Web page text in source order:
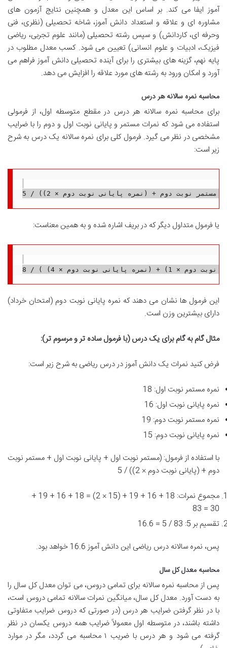
آموز ایفا می کند. بر اساس این معدل و همچنین نتایج آزمون های
مشاوره ای و علاقه و استعداد دانش آموز، شاخه تحصیلی (نظری، فنی
وحرفه ای، کاردانش) و سپس رشته تحصیلی (مانند علوم تجربی، ریاضی
فیزیک، ادبیات و علوم انسانی) تعیین می شود. کسب معدل مطلوب در
پایه نهم، گزینه های بیشتری را برای آینده تحصیلی دانش آموز فراهم می
آورد و امکان ورود به رشته های مورد علاقه را افزایش می دهد.
محاسبه نمره سالانه هر درس
برای محاسبه نمره سالانه هر درس در مقطع متوسطه اول، از فرمولی
استفاده می شود که نمرات مستمر و پایانی نوبت اول و دوم را با ضرایب
مشخصی در نظر می گیرد. فرمول کلی برای نمره سالانه یک درس به شرح
زیر است:
یا فرمول متداول دیگر که در بریف اشاره شده و به همین معناست:
این فرمول ها نشان می دهند که نمره پایانی نوبت دوم (امتحان خرداد)
دارای بیشترین وزن است.
مثال گام به گام برای یک درس (با فرمول ساده تر و مرسوم تر):
فرض کنید نمرات یک دانش آموز در درس ریاضی به شرح زیر است:
نمره مستمر نوبت اول: 18
نمره پایانی نوبت اول: 16
نمره مستمر نوبت دوم: 19
نمره پایانی نوبت دوم: 15
با استفاده از فرمول: (مستمر نوبت اول + پایانی نوبت اول + مستمر نوبت
دوم + (پایانی نوبت دوم × 2)) / 5
مجموع نمرات: 18 + 16 + 19 + (15 × 2) = 18 + 16 + 19 +
30 = 83
تقسیم بر 5: 83 / 5 = 16.6
پس، نمره سالانه درس ریاضی این دانش آموز 16.6 خواهد بود.
محاسبه معدل کل سال
پس از محاسبه نمره سالانه برای تمامی دروس، می توان معدل کل سال را
به دست آورد. معدل کل سال، میانگین نمرات سالانه تمامی دروس است،
با در نظر گرفتن ضرایب هر درس (در صورتی که دروس ضرایب متفاوتی
داشته باشند، در متوسطه اول معمولاً ضرایب همه دروس یکسان در نظر
گرفته می شود و هر درس با ضریب ۱ محاسبه می گردد، مگر در موارد